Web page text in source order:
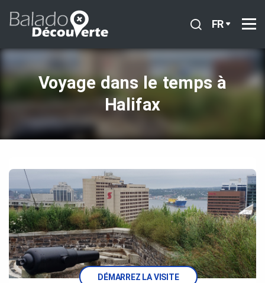
FR
Voyage dans le temps à
Halifax
DÉMARREZ LA VISITE